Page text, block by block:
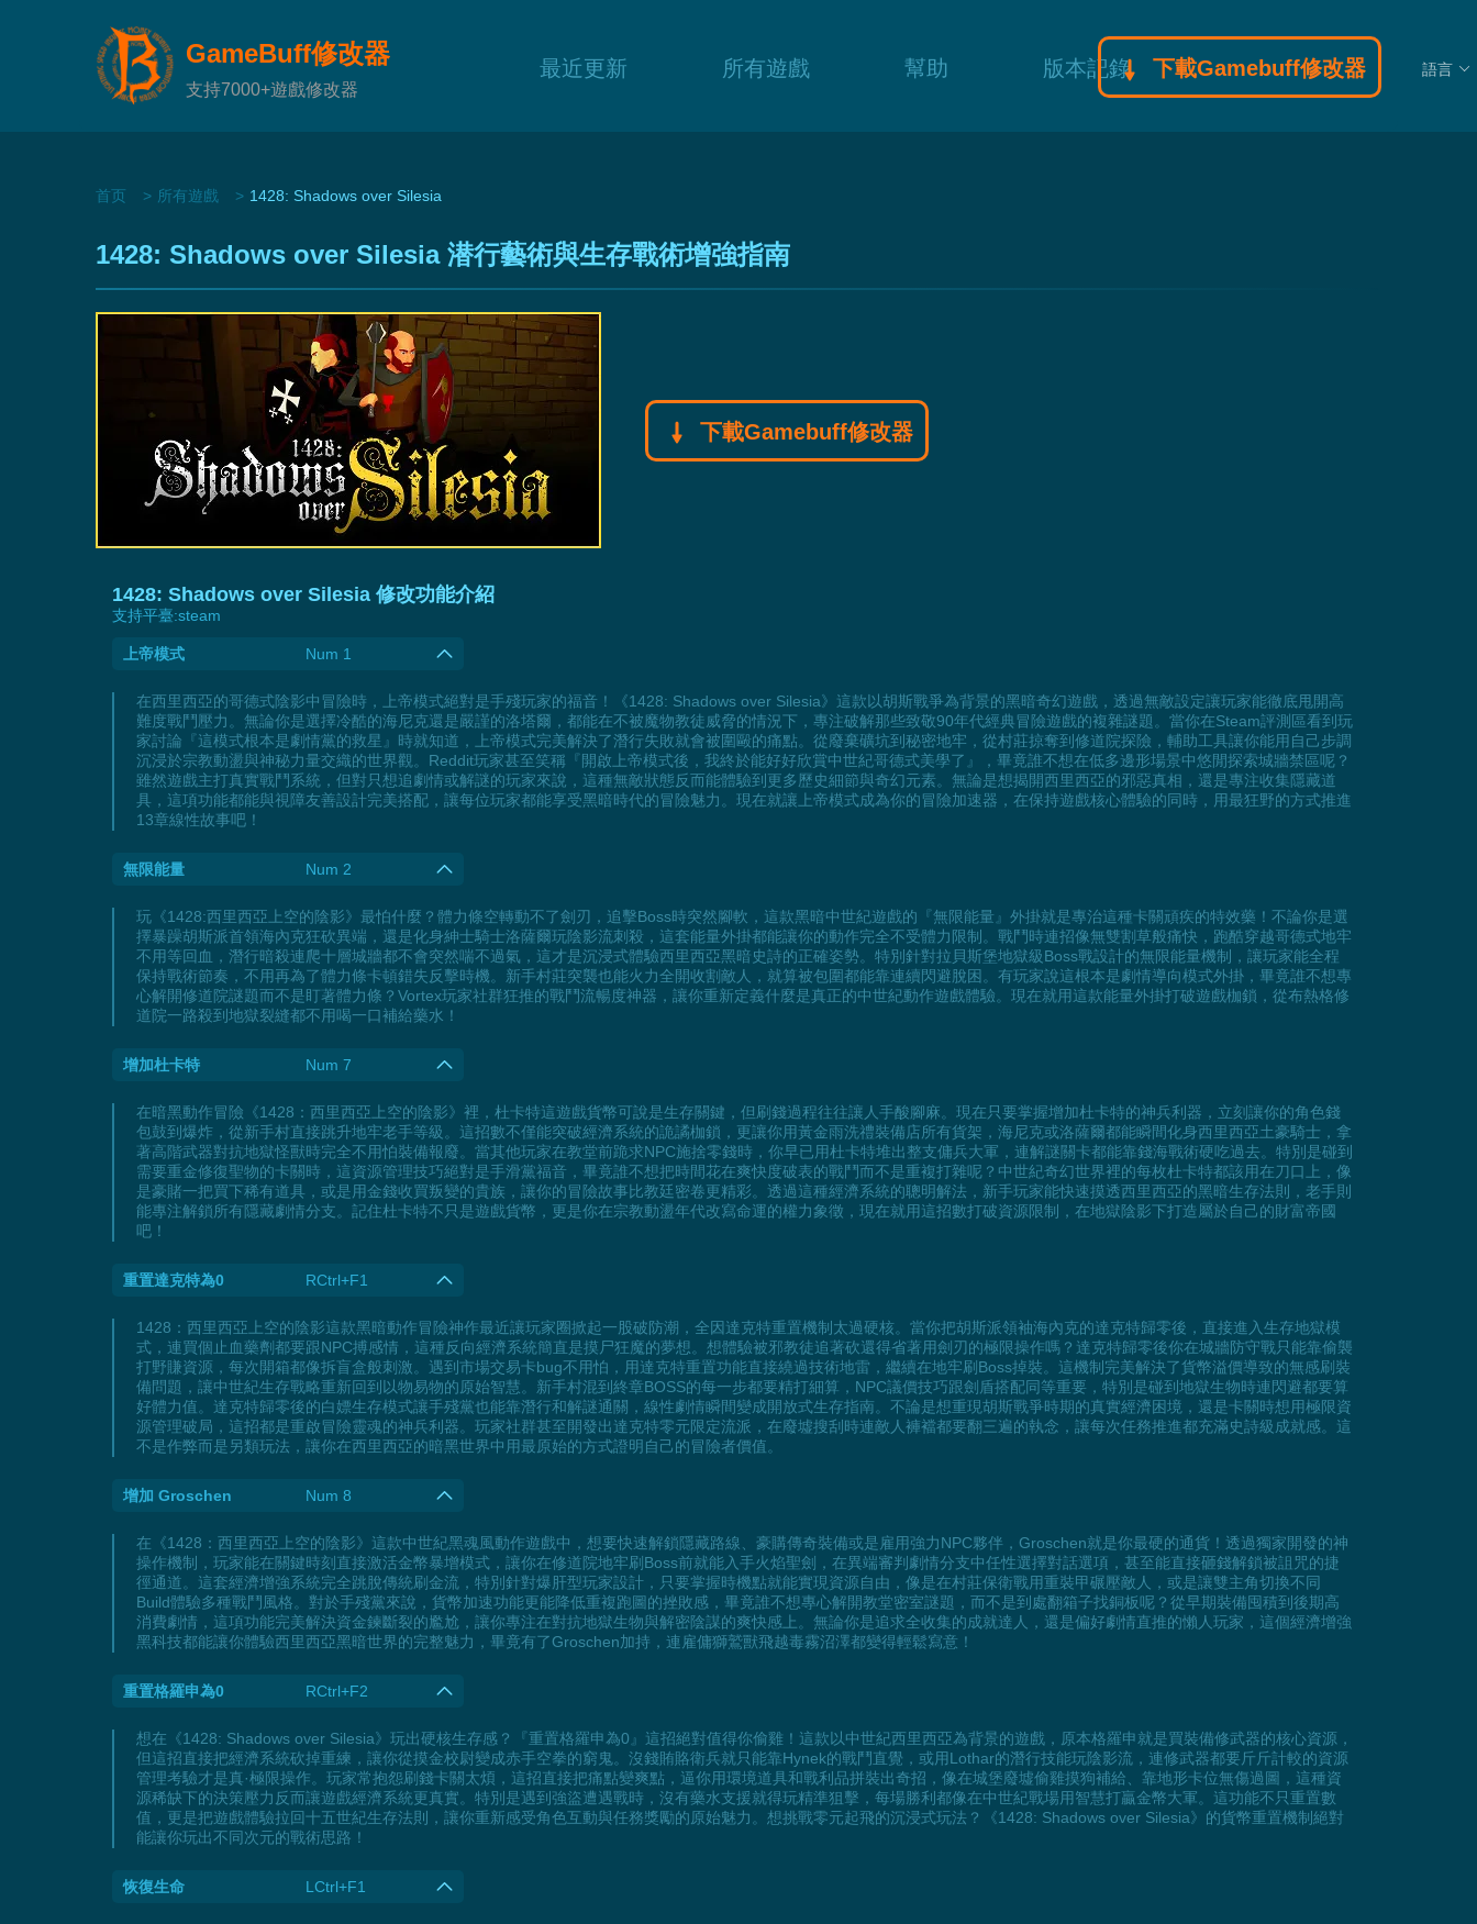
GameBuff修改器
支持7000+遊戲修改器
最近更新 所有遊戲 幫助 版本記錄 下載Gamebuff修改器 語言
首页 所有遊戲 1428: Shadows over Silesia
1428: Shadows over Silesia 潜行藝術與生存戰術增強指南
下載Gamebuff修改器
1428: Shadows over Silesia 修改功能介紹
支持平臺:steam
上帝模式 Num 1
在西里西亞的哥德式陰影中冒險時，上帝模式絕對是手殘玩家的福音！《1428: Shadows over Silesia》這款以胡斯戰爭為背景的黑暗奇幻遊戲，透過無敵設定讓玩家能徹底甩開高
難度戰鬥壓力。無論你是選擇冷酷的海尼克還是嚴謹的洛塔爾，都能在不被魔物教徒威脅的情況下，專注破解那些致敬90年代經典冒險遊戲的複雜謎題。當你在Steam評測區看到玩
家討論『這模式根本是劇情黨的救星』時就知道，上帝模式完美解決了潛行失敗就會被圍毆的痛點。從廢棄礦坑到秘密地牢，從村莊掠奪到修道院探險，輔助工具讓你能用自己步調
沉浸於宗教動盪與神秘力量交織的世界觀。Reddit玩家甚至笑稱『開啟上帝模式後，我終於能好好欣賞中世紀哥德式美學了』，畢竟誰不想在低多邊形場景中悠閒探索城牆禁區呢？
雖然遊戲主打真實戰鬥系統，但對只想追劇情或解謎的玩家來說，這種無敵狀態反而能體驗到更多歷史細節與奇幻元素。無論是想揭開西里西亞的邪惡真相，還是專注收集隱藏道
具，這項功能都能與視障友善設計完美搭配，讓每位玩家都能享受黑暗時代的冒險魅力。現在就讓上帝模式成為你的冒險加速器，在保持遊戲核心體驗的同時，用最狂野的方式推進
13章線性故事吧！
無限能量 Num 2
玩《1428:西里西亞上空的陰影》最怕什麼？體力條空轉動不了劍刃，追擊Boss時突然腳軟，這款黑暗中世紀遊戲的『無限能量』外掛就是專治這種卡關頑疾的特效藥！不論你是選
擇暴躁胡斯派首領海內克狂砍異端，還是化身紳士騎士洛薩爾玩陰影流刺殺，這套能量外掛都能讓你的動作完全不受體力限制。戰鬥時連招像無雙割草般痛快，跑酷穿越哥德式地牢
不用等回血，潛行暗殺連爬十層城牆都不會突然喘不過氣，這才是沉浸式體驗西里西亞黑暗史詩的正確姿勢。特別針對拉貝斯堡地獄級Boss戰設計的無限能量機制，讓玩家能全程
保持戰術節奏，不用再為了體力條卡頓錯失反擊時機。新手村莊突襲也能火力全開收割敵人，就算被包圍都能靠連續閃避脫困。有玩家說這根本是劇情導向模式外掛，畢竟誰不想專
心解開修道院謎題而不是盯著體力條？Vortex玩家社群狂推的戰鬥流暢度神器，讓你重新定義什麼是真正的中世紀動作遊戲體驗。現在就用這款能量外掛打破遊戲枷鎖，從布熱格修
道院一路殺到地獄裂縫都不用喝一口補給藥水！
增加杜卡特 Num 7
在暗黑動作冒險《1428：西里西亞上空的陰影》裡，杜卡特這遊戲貨幣可說是生存關鍵，但刷錢過程往往讓人手酸腳麻。現在只要掌握增加杜卡特的神兵利器，立刻讓你的角色錢
包鼓到爆炸，從新手村直接跳升地牢老手等級。這招數不僅能突破經濟系統的詭譎枷鎖，更讓你用黃金雨洗禮裝備店所有貨架，海尼克或洛薩爾都能瞬間化身西里西亞土豪騎士，拿
著高階武器對抗地獄怪獸時完全不用怕裝備報廢。當其他玩家在教堂前跪求NPC施捨零錢時，你早已用杜卡特堆出整支傭兵大軍，連解謎關卡都能靠錢海戰術硬吃過去。特別是碰到
需要重金修復聖物的卡關時，這資源管理技巧絕對是手滑黨福音，畢竟誰不想把時間花在爽快度破表的戰鬥而不是重複打雜呢？中世紀奇幻世界裡的每枚杜卡特都該用在刀口上，像
是豪賭一把買下稀有道具，或是用金錢收買叛變的貴族，讓你的冒險故事比教廷密卷更精彩。透過這種經濟系統的聰明解法，新手玩家能快速摸透西里西亞的黑暗生存法則，老手則
能專注解鎖所有隱藏劇情分支。記住杜卡特不只是遊戲貨幣，更是你在宗教動盪年代改寫命運的權力象徵，現在就用這招數打破資源限制，在地獄陰影下打造屬於自己的財富帝國
吧！
重置達克特為0 RCtrl+F1
1428：西里西亞上空的陰影這款黑暗動作冒險神作最近讓玩家圈掀起一股破防潮，全因達克特重置機制太過硬核。當你把胡斯派領袖海內克的達克特歸零後，直接進入生存地獄模
式，連買個止血藥劑都要跟NPC搏感情，這種反向經濟系統簡直是摸尸狂魔的夢想。想體驗被邪教徒追著砍還得省著用劍刃的極限操作嗎？達克特歸零後你在城牆防守戰只能靠偷襲
打野賺資源，每次開箱都像拆盲盒般刺激。遇到市場交易卡bug不用怕，用達克特重置功能直接繞過技術地雷，繼續在地牢刷Boss掉裝。這機制完美解決了貨幣溢價導致的無感刷裝
備問題，讓中世紀生存戰略重新回到以物易物的原始智慧。新手村混到終章BOSS的每一步都要精打細算，NPC議價技巧跟劍盾搭配同等重要，特別是碰到地獄生物時連閃避都要算
好體力值。達克特歸零後的白嫖生存模式讓手殘黨也能靠潛行和解謎通關，線性劇情瞬間變成開放式生存指南。不論是想重現胡斯戰爭時期的真實經濟困境，還是卡關時想用極限資
源管理破局，這招都是重啟冒險靈魂的神兵利器。玩家社群甚至開發出達克特零元限定流派，在廢墟搜刮時連敵人褲襠都要翻三遍的執念，讓每次任務推進都充滿史詩級成就感。這
不是作弊而是另類玩法，讓你在西里西亞的暗黑世界中用最原始的方式證明自己的冒險者價值。
增加 Groschen Num 8
在《1428：西里西亞上空的陰影》這款中世紀黑魂風動作遊戲中，想要快速解鎖隱藏路線、豪購傳奇裝備或是雇用強力NPC夥伴，Groschen就是你最硬的通貨！透過獨家開發的神
操作機制，玩家能在關鍵時刻直接激活金幣暴增模式，讓你在修道院地牢刷Boss前就能入手火焰聖劍，在異端審判劇情分支中任性選擇對話選項，甚至能直接砸錢解鎖被詛咒的捷
徑通道。這套經濟增強系統完全跳脫傳統刷金流，特別針對爆肝型玩家設計，只要掌握時機點就能實現資源自由，像是在村莊保衛戰用重裝甲碾壓敵人，或是讓雙主角切換不同
Build體驗多種戰鬥風格。對於手殘黨來說，貨幣加速功能更能降低重複跑圖的挫敗感，畢竟誰不想專心解開教堂密室謎題，而不是到處翻箱子找銅板呢？從早期裝備囤積到後期高
消費劇情，這項功能完美解決資金鍊斷裂的尷尬，讓你專注在對抗地獄生物與解密陰謀的爽快感上。無論你是追求全收集的成就達人，還是偏好劇情直推的懶人玩家，這個經濟增強
黑科技都能讓你體驗西里西亞黑暗世界的完整魅力，畢竟有了Groschen加持，連雇傭獅鷲獸飛越毒霧沼澤都變得輕鬆寫意！
重置格羅申為0 RCtrl+F2
想在《1428: Shadows over Silesia》玩出硬核生存感？『重置格羅申為0』這招絕對值得你偷雞！這款以中世紀西里西亞為背景的遊戲，原本格羅申就是買裝備修武器的核心資源，
但這招直接把經濟系統砍掉重練，讓你從摸金校尉變成赤手空拳的窮鬼。沒錢賄賂衛兵就只能靠Hynek的戰鬥直覺，或用Lothar的潛行技能玩陰影流，連修武器都要斤斤計較的資源
管理考驗才是真·極限操作。玩家常抱怨刷錢卡關太煩，這招直接把痛點變爽點，逼你用環境道具和戰利品拼裝出奇招，像在城堡廢墟偷雞摸狗補給、靠地形卡位無傷過圖，這種資
源稀缺下的決策壓力反而讓遊戲經濟系統更真實。特別是遇到強盜遭遇戰時，沒有藥水支援就得玩精準狙擊，每場勝利都像在中世紀戰場用智慧打贏金幣大軍。這功能不只重置數
值，更是把遊戲體驗拉回十五世紀生存法則，讓你重新感受角色互動與任務獎勵的原始魅力。想挑戰零元起飛的沉浸式玩法？《1428: Shadows over Silesia》的貨幣重置機制絕對
能讓你玩出不同次元的戰術思路！
恢復生命 LCtrl+F1